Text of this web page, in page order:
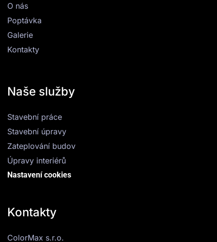
O nás
Poptávka
Galerie
Kontakty
Naše služby
Stavební práce
Stavební úpravy
Zateplování budov
Úpravy interiérů
Nastavení cookies
Kontakty
ColorMax s.r.o.